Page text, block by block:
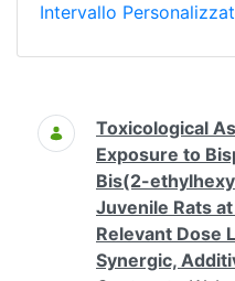
Intervallo
Ricerca
Toxicological
Exposure to
Bis(2-
Juvenile Rats
Relevant Dose
Synergic,